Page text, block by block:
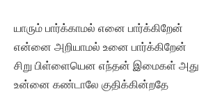
யாரும் பார்க்காமல் எனை பார்க்கிறேன்
என்னை அறியாமல் உனை பார்க்கிறேன்
சிறு பிள்ளையென எந்தன் இமைகள் அது
உன்னை கண்டாலே குதிக்கின்றதே